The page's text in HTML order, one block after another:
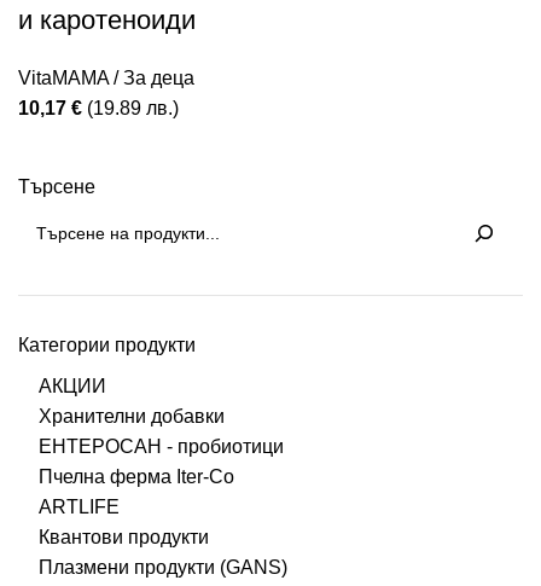
Търсене
Категории продукти
АКЦИИ
Хранителни добавки
ЕНТЕРОСАН - пробиотици
Пчелна ферма Iter-Co
ARTLIFE
Квантови продукти
Плазмени продукти (GANS)
и каротеноиди
VitaMAMA / За деца
10,17 € (19.89 лв.)